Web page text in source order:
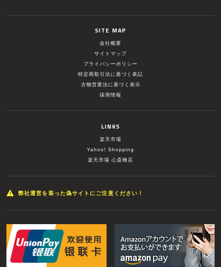
SITE MAP
会社概要
サイトマップ
プライバシーポリシー
特定商取引法に基づく表記
古物営業法に基づく表示
採用情報
LINKS
楽天市場
Yahoo! Shopping
楽天市場 心斎橋店
弊社運営を装った偽サイトにご注意ください！